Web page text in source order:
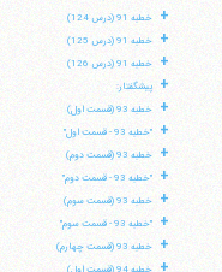
+ خطبه 91 (درس 124)
+ خطبه 91 (درس 125)
+ خطبه 91 (درس 126)
+ پیشگفتار:
+ خطبه 93 (قسمت اول)
+ "خطبه 93 - قسمت اول"
+ خطبه 93 (قسمت دوم)
+ "خطبه 93 - قسمت دوم"
+ خطبه 93 (قسمت سوم)
+ "خطبه 93 - قسمت سوم"
+ خطبه 93 (قسمت چهارم)